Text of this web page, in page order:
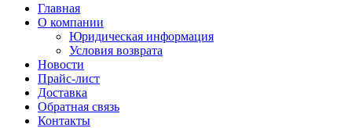
Главная
О компании
Юридическая информация
Условия возврата
Новости
Прайс-лист
Доставка
Обратная связь
Контакты